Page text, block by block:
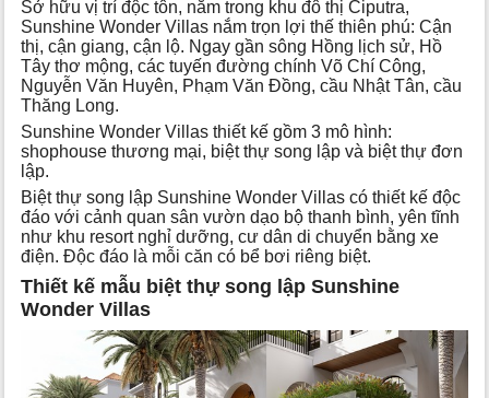
Sở hữu vị trí độc tôn, nằm trong khu đô thị Ciputra,
Sunshine Wonder Villas nắm trọn lợi thế thiên phú: Cận
thị, cận giang, cận lộ. Ngay gần sông Hồng lịch sử, Hồ
Tây thơ mộng, các tuyến đường chính Võ Chí Công,
Nguyễn Văn Huyên, Phạm Văn Đồng, cầu Nhật Tân, cầu
Thăng Long.
Sunshine Wonder Villas thiết kế gồm 3 mô hình:
shophouse thương mại, biệt thự song lập và biệt thự đơn
lập.
Biệt thự song lập Sunshine Wonder Villas có thiết kế độc
đáo với cảnh quan sân vườn dạo bộ thanh bình, yên tĩnh
như khu resort nghỉ dưỡng, cư dân di chuyển bằng xe
điện. Độc đáo là mỗi căn có bể bơi riêng biệt.
Thiết kế mẫu biệt thự song lập Sunshine
Wonder Villas